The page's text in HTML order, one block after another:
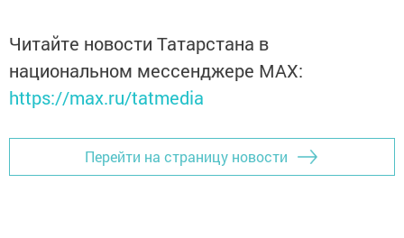
Читайте новости Татарстана в
национальном мессенджере MАХ:
https://max.ru/tatmedia
Перейти на страницу новости